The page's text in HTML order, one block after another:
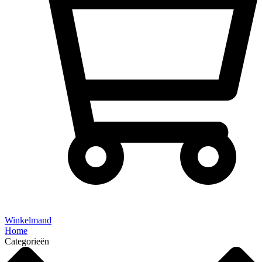
Winkelmand
Home
Categorieën